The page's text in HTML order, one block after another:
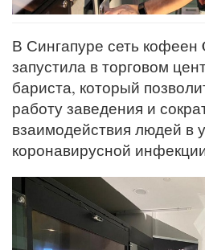
В Сингапуре сеть кофеен
запустила в торговом
бариста, который
работу заведения и
взаимодействия людей в
коронавирусной